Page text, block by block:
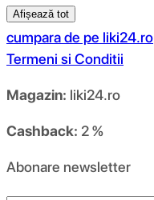
Afișează tot
cumpara de pe liki24.ro
Termeni si Conditii
Magazin: liki24.ro
Cashback: 2 %
Abonare newsletter